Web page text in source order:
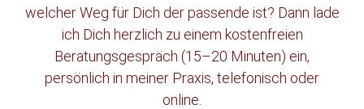
welcher Weg für Dich der passende ist? Dann lade
ich Dich herzlich zu einem kostenfreien
Beratungsgespräch (15–20 Minuten) ein,
persönlich in meiner Praxis, telefonisch oder
online.